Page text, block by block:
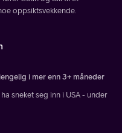
oppsiktsvekkende.
i mer enn 3+ måneder
sneket seg inn i USA - under